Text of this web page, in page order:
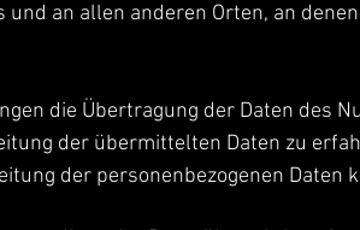
an allen anderen Orten, an
die Übertragung der Daten des
der übermittelten Daten zu
der personenbezogenen Daten